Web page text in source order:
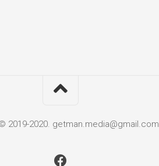
2019-2020. getman.media@gmail.com